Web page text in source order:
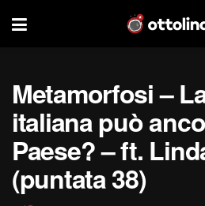
Metamorfosi –
italiana può
Paese? – ft.
(puntata 38)